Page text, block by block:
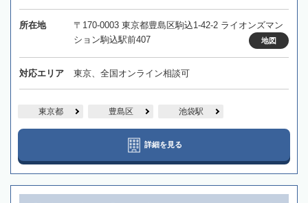
所在地
〒170-0003 東京都豊島区駒込1-42-2 ライオンズマン
ション駒込駅前407
地図
対応エリア 東京、全国オンライン相談可
東京都 豊島区 池袋駅
詳細を見る